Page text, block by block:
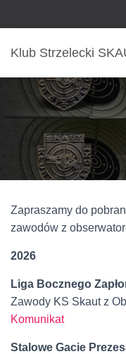
Klub Strzelecki
Zapraszamy do
zawodów z
2026
Liga Bocznego
Zawody KS Skaut z
Komunikat
Stalowe Gacie